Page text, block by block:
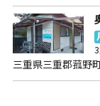
三重県三重郡菰野